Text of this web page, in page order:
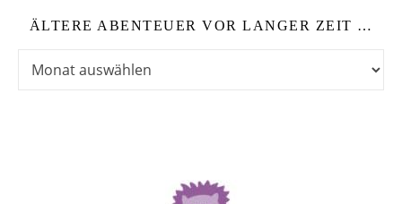
ÄLTERE ABENTEUER VOR LANGER ZEIT …